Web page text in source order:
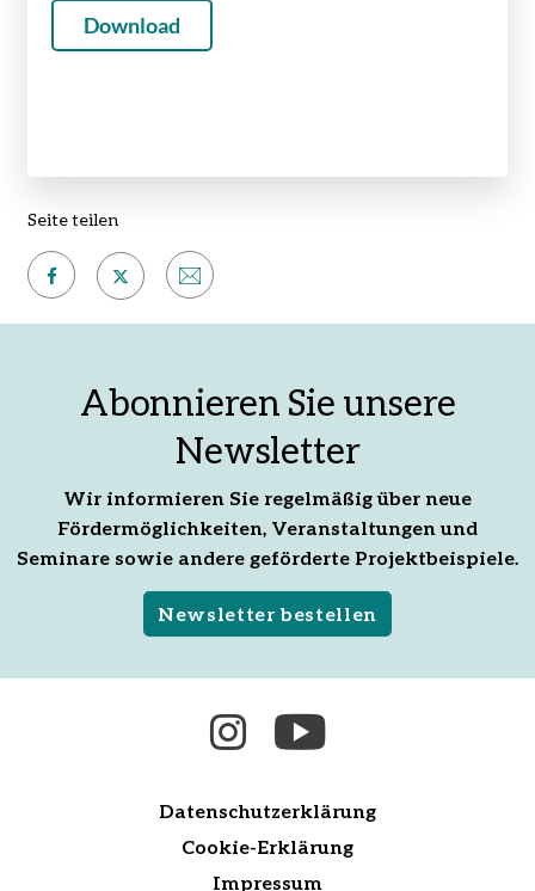
Download
Seite teilen
teilen
Mail
empfehlen
Abonnieren Sie unsere
Newsletter
Wir informieren Sie regelmäßig über neue
Fördermöglichkeiten, Veranstaltungen und
Seminare sowie andere geförderte Projektbeispiele.
Newsletter bestellen
Datenschutzerklärung
Cookie-Erklärung
Impressum